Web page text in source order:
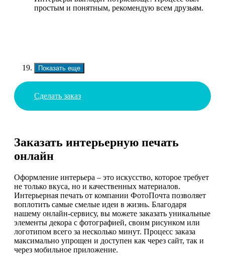
простым и понятным, рекомендую всем друзьям.
Показать еще
Сделать заказ
Заказать интерьерную печать
онлайн
Оформление интерьера – это искусство, которое требует
не только вкуса, но и качественных материалов.
Интерьерная печать от компании ФотоПочта позволяет
воплотить самые смелые идеи в жизнь. Благодаря
нашему онлайн-сервису, вы можете заказать уникальные
элементы декора с фотографией, своим рисунком или
логотипом всего за несколько минут. Процесс заказа
максимально упрощен и доступен как через сайт, так и
через мобильное приложение.